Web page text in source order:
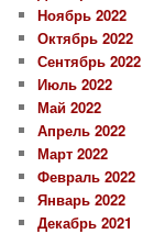
Ноябрь 2022
Октябрь 2022
Сентябрь 2022
Июль 2022
Май 2022
Апрель 2022
Март 2022
Февраль 2022
Январь 2022
Декабрь 2021